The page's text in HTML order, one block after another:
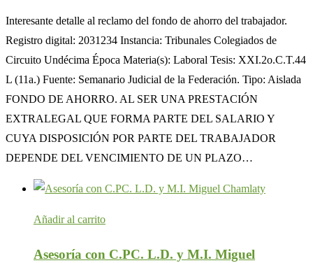
Interesante detalle al reclamo del fondo de ahorro del trabajador.
Registro digital: 2031234 Instancia: Tribunales Colegiados de
Circuito Undécima Época Materia(s): Laboral Tesis: XXI.2o.C.T.44
L (11a.) Fuente: Semanario Judicial de la Federación. Tipo: Aislada
FONDO DE AHORRO. AL SER UNA PRESTACIÓN
EXTRALEGAL QUE FORMA PARTE DEL SALARIO Y
CUYA DISPOSICIÓN POR PARTE DEL TRABAJADOR
DEPENDE DEL VENCIMIENTO DE UN PLAZO…
Añadir al carrito
Asesoría con C.PC. L.D. y M.I. Miguel